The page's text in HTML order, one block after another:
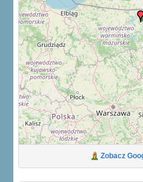
Zobacz